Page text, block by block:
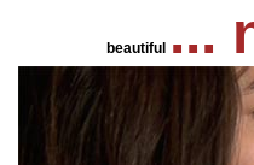
beautiful ...